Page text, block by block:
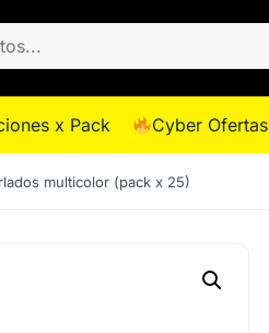
x Pack Cyber Ofertas
multicolor (pack x 25)